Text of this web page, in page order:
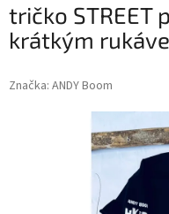
tričko STREET
krátkým
Značka: ANDY Boom